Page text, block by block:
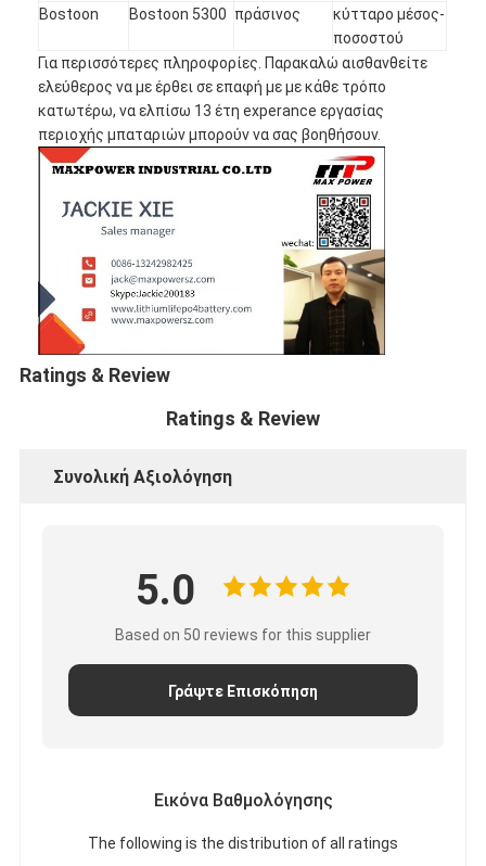
Bostoon Bostoon 5300 πράσινος
κύτταρο μέσος-
ποσοστού
Για περισσότερες πληροφορίες. Παρακαλώ αισθανθείτε
ελεύθερος να με έρθει σε επαφή με με κάθε τρόπο
κατωτέρω, να ελπίσω 13 έτη experance εργασίας
περιοχής μπαταριών μπορούν να σας βοηθήσουν.
Ratings & Review
Ratings & Review
Συνολική Αξιολόγηση
5.0
Based on 50 reviews for this supplier
Γράψτε Επισκόπηση
Εικόνα Βαθμολόγησης
The following is the distribution of all ratings